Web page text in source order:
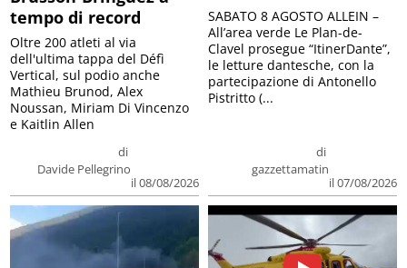
tempo di record
di
Davide Pellegrino
il 08/08/2026
Oltre 200 atleti al via
dell'ultima tappa del Défì
Vertical, sul podio anche
Mathieu Brunod, Alex
Noussan, Miriam Di Vincenzo
e Kaitlin Allen
di
gazzettamatin
il 07/08/2026
SABATO 8 AGOSTO ALLEIN –
All’area verde Le Plan-de-
Clavel prosegue “ItinerDante”,
le letture dantesche, con la
partecipazione di Antonello
Pistritto (...